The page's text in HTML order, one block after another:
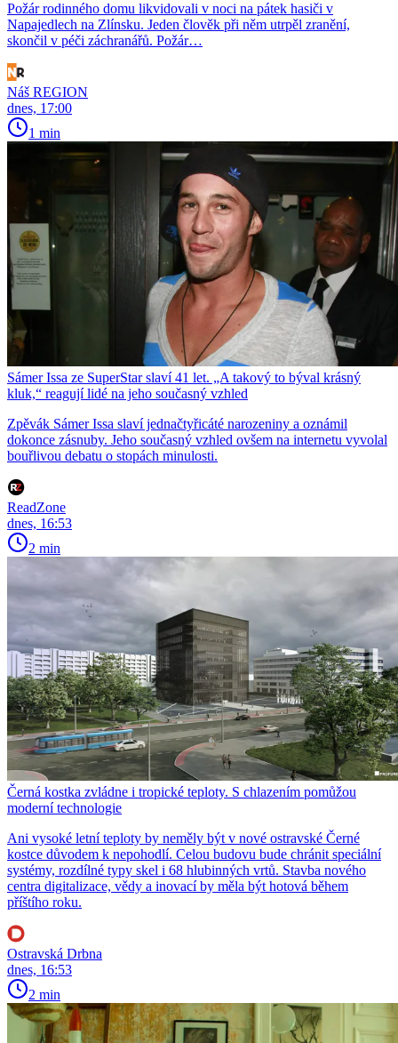
Požár rodinného domu likvidovali v noci na pátek hasiči v
Napajedlech na Zlínsku. Jeden člověk při něm utrpěl zranění,
skončil v péči záchranářů. Požár…
Náš REGION
dnes, 17:00
1 min
Sámer Issa ze SuperStar slaví 41 let. „A takový to býval krásný
kluk,“ reagují lidé na jeho současný vzhled
Zpěvák Sámer Issa slaví jednačtyřicáté narozeniny a oznámil
dokonce zásnuby. Jeho současný vzhled ovšem na internetu vyvolal
bouřlivou debatu o stopách minulosti.
ReadZone
dnes, 16:53
2 min
Černá kostka zvládne i tropické teploty. S chlazením pomůžou
moderní technologie
Ani vysoké letní teploty by neměly být v nové ostravské Černé
kostce důvodem k nepohodlí. Celou budovu bude chránit speciální
systémy, rozdílné typy skel i 68 hlubinných vrtů. Stavba nového
centra digitalizace, vědy a inovací by měla být hotová během
příštího roku.
Ostravská Drbna
dnes, 16:53
2 min